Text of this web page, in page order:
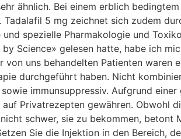
ähnlich. Bei einem erblich
5 mg zeichnet sich zudem
spezielle Pharmakologie und
Science» gelesen hatte, habe ich
uns behandelten Patienten waren
durchgeführt haben. Nicht
immunsuppressiv. Aufgrund
Privatrezepten gewähren. Obwohl
schwer, sie zu bekommen, betont
Sie die Injektion in den Bereich,